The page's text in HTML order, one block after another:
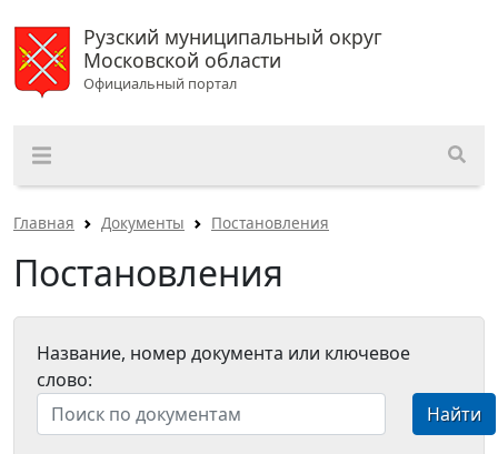
Рузский муниципальный округ
Московской области
Официальный портал
Главная Документы Постановления
Постановления
Название, номер документа или ключевое
слово:
Найти